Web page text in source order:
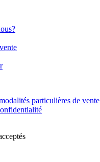
particulières de vente